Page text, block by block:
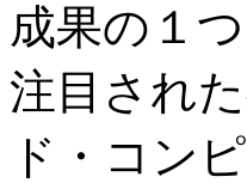
成果の１
注目され
ド・コン